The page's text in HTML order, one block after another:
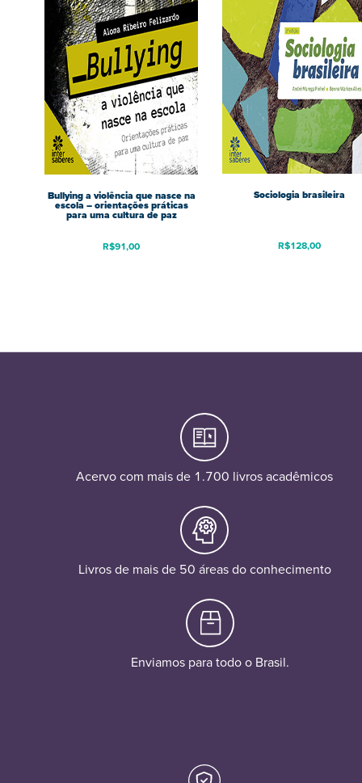
Bullying a violência que nasce na
escola – orientações práticas
para uma cultura de paz
R$91,00
Sociologia brasileira
R$128,00
Acervo com mais de 1.700 livros acadêmicos
Livros de mais de 50 áreas do conhecimento
Enviamos para todo o Brasil.